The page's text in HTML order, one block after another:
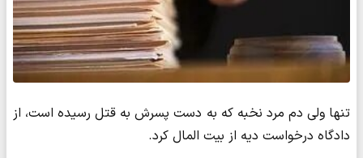
تنها ولی دم مرد نخبه که به دست پسرش به قتل رسیده است، از
دادگاه درخواست دیه از بیت المال کرد.